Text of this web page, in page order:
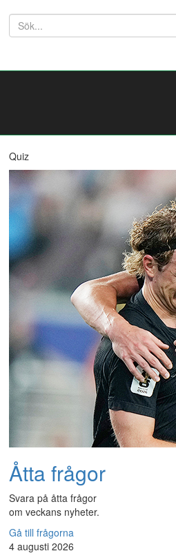
Söktext
Quiz
Åtta frågor
Svara på åtta frågor
om veckans nyheter.
Gå till frågorna
4 augusti 2026